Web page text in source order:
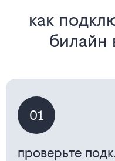
как
билайн
01
проверьте